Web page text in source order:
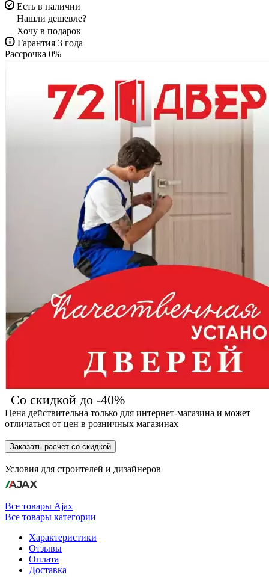
Есть в наличии
Нашли дешевле?
Хочу в подарок
Гарантия 3 года
Рассрочка 0%
Со скидкой до -40%
Цена действительна только для интернет-магазина и может
отличаться от цен в розничных магазинах
Заказать расчёт со скидкой
Условия для строителей и дизайнеров
Все товары Ajax
Все товары категории
Характеристики
Отзывы
Оплата
Доставка